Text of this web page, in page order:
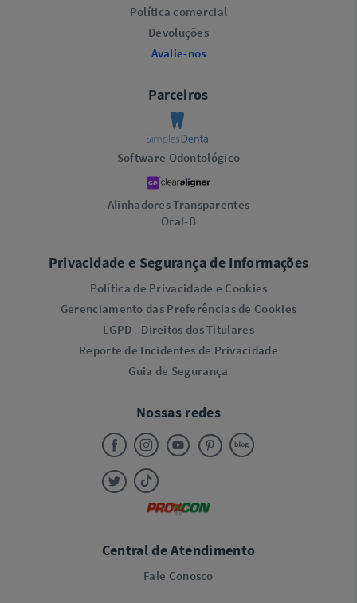
Política comercial
Devoluções
Avalie-nos
Parceiros
Software Odontológico
Alinhadores Transparentes
Oral-B
Privacidade e Segurança de Informações
Política de Privacidade e Cookies
Gerenciamento das Preferências de Cookies
LGPD - Direitos dos Titulares
Reporte de Incidentes de Privacidade
Guia de Segurança
Nossas redes
Central de Atendimento
Fale Conosco